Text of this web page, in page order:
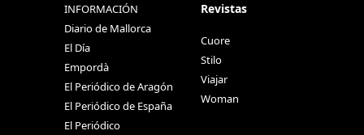
INFORMACIÓN
Diario de Mallorca
El Día
Empordà
El Periódico de Aragón
El Periódico de España
El Periódico
Revistas
Cuore
Stilo
Viajar
Woman